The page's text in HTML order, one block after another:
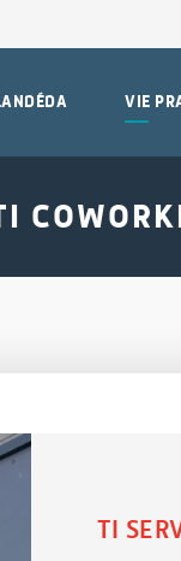
VIE
TI